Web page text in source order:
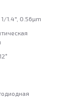
1.4", 0.56µm